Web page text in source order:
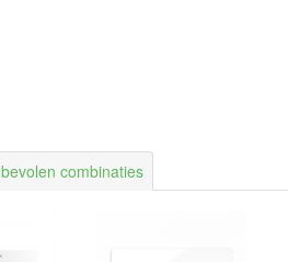
combinaties